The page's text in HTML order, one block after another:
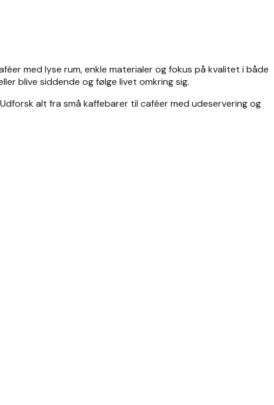
med lyse rum, enkle materialer og fokus på kvalitet i både
blive siddende og følge livet omkring sig.
alt fra små kaffebarer til caféer med udeservering og